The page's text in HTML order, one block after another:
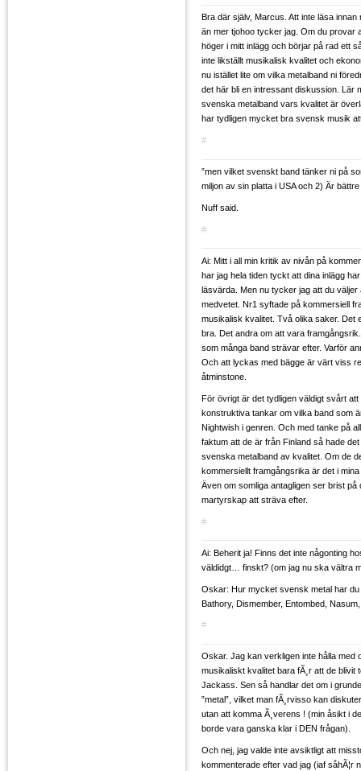
Bra där själv, Marcus. Att inte läsa
än mer tjohoo tycker jag. Om du provar
höger i mitt inlägg och börjar på rad ett
inte likställt musikalisk kvalitet och
nu istället lite om vilka metalband ni
det här bli en intressant diskussion. Lär
svenska metalband vars kvalitet är
har tydligen mycket bra svensk musik
#
”men vilket svenskt band tänker ni på
miljon av sin platta i USA och 2) Är bättre
Nuff said.
#
Ai: Mitt i all min kritik av nivån på
har jag hela tiden tyckt att dina inlägg
läsvärda. Men nu tycker jag att du väljer
medvetet. Nr1 syftade på kommersiell
musikalisk kvalitet. Två olika saker. Det
bra. Det andra om att vara
som många band strävar efter. Varför
Och att lyckas med bägge är värt viss
åtminstone.
För övrigt är det tydligen väldigt svårt att
konstruktiva tankar om vilka band som
Nightwish i genren. Och med tanke på
faktum att de är från Finland så hade
svenska metalband av kvalitet. Om de
kommersiellt framgångsrika är det i
Även om somliga antagligen ser brist på
martyrskap att sträva efter.
#
Ai: Beherit ja! Finns det inte någonting
väldidgt… finskt? (om jag nu ska vältra
Oskar: Hur mycket svensk metal har du
Bathory, Dismember, Entombed,
#
Oskar. Jag kan verkligen inte hålla med
musikaliskt kvalitet bara fÃ¸r att de blivit
Jackass. Sen så handlar det om i
”metal”, vilket man fÃ¸rvisso kan
utan att komma Ã¸verens ! (min åsikt i
borde vara ganska klar i DEN frågan).
Och nej, jag valde inte avsiktligt att
kommenterade efter vad jag (iaf såhÃ¦r